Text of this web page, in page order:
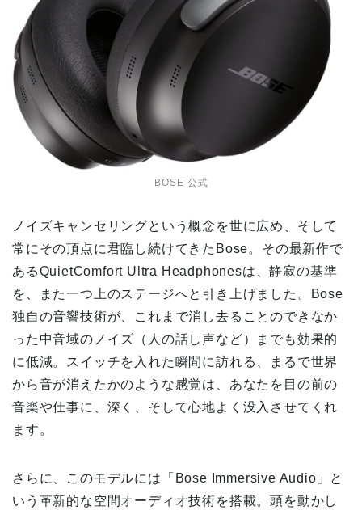
BOSE 公式
ノイズキャンセリングという概念を世に広め、そして
常にその頂点に君臨し続けてきたBose。その最新作で
あるQuietComfort Ultra Headphonesは、静寂の基準
を、また一つ上のステージへと引き上げました。Bose
独自の音響技術が、これまで消し去ることのできなか
った中音域のノイズ（人の話し声など）までも効果的
に低減。スイッチを入れた瞬間に訪れる、まるで世界
から音が消えたかのような感覚は、あなたを目の前の
音楽や仕事に、深く、そして心地よく没入させてくれ
ます。
さらに、このモデルには「Bose Immersive Audio」と
いう革新的な空間オーディオ技術を搭載。頭を動かし